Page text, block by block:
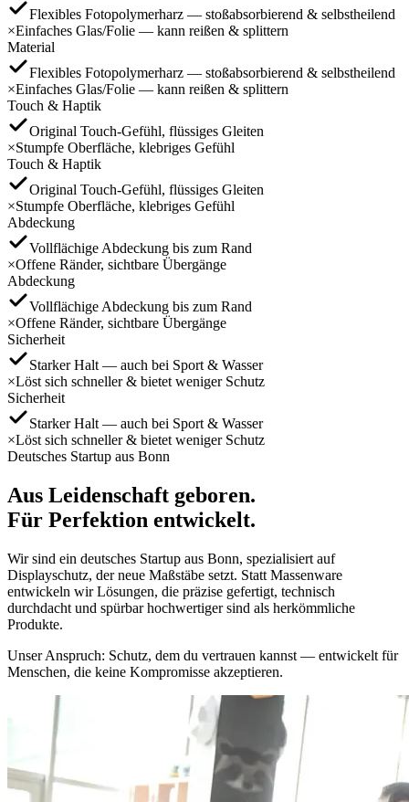
Flexibles Fotopolymerharz — stoßabsorbierend & selbstheilend
×Einfaches Glas/Folie — kann reißen & splittern
Material
Flexibles Fotopolymerharz — stoßabsorbierend & selbstheilend
×Einfaches Glas/Folie — kann reißen & splittern
Touch & Haptik
Original Touch‑Gefühl, flüssiges Gleiten
×Stumpfe Oberfläche, klebriges Gefühl
Touch & Haptik
Original Touch‑Gefühl, flüssiges Gleiten
×Stumpfe Oberfläche, klebriges Gefühl
Abdeckung
Vollflächige Abdeckung bis zum Rand
×Offene Ränder, sichtbare Übergänge
Abdeckung
Vollflächige Abdeckung bis zum Rand
×Offene Ränder, sichtbare Übergänge
Sicherheit
Starker Halt — auch bei Sport & Wasser
×Löst sich schneller & bietet weniger Schutz
Sicherheit
Starker Halt — auch bei Sport & Wasser
×Löst sich schneller & bietet weniger Schutz
Deutsches Startup aus Bonn
Aus Leidenschaft geboren.
Für Perfektion entwickelt.
Wir sind ein deutsches Startup aus Bonn, spezialisiert auf
Displayschutz, der neue Maßstäbe setzt. Statt Massenware
entwickeln wir Lösungen, die präzise gefertigt, technisch
durchdacht und spürbar hochwertiger sind als herkömmliche
Produkte.
Unser Anspruch: Schutz, dem du vertrauen kannst — entwickelt für
Menschen, die keine Kompromisse akzeptieren.